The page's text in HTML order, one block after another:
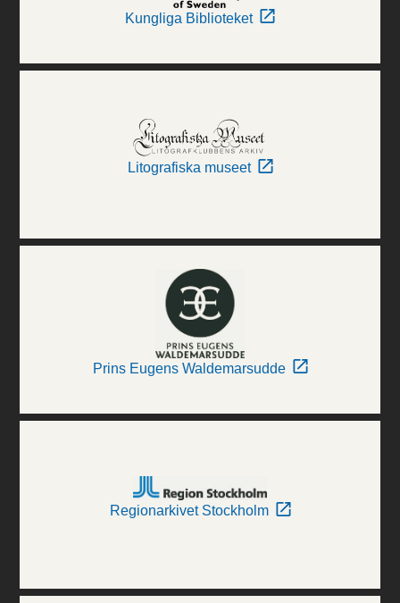
Kungliga Biblioteket
Litografiska museet
Prins Eugens Waldemarsudde
Regionarkivet Stockholm